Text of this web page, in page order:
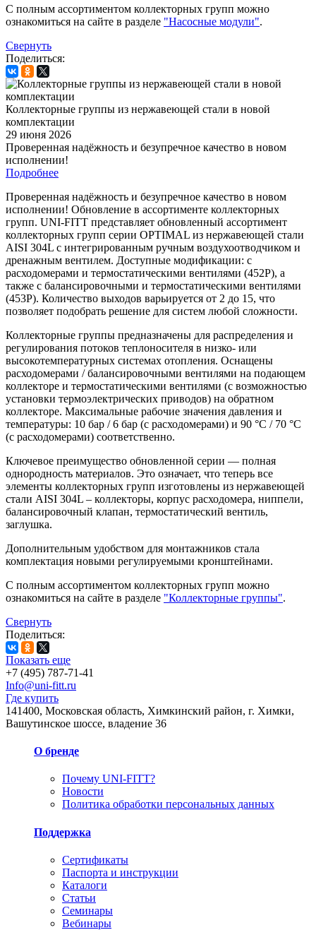
С полным ассортиментом коллекторных групп можно
ознакомиться на сайте в разделе "Насосные модули".
Свернуть
Поделиться:
Коллекторные группы из нержавеющей стали в новой
комплектации
29 июня 2026
Проверенная надёжность и безупречное качество в новом
исполнении!
Подробнее
Проверенная надёжность и безупречное качество в новом
исполнении! Обновление в ассортименте коллекторных
групп. UNI-FITT представляет обновленный ассортимент
коллекторных групп серии OPTIMAL из нержавеющей стали
AISI 304L с интегрированным ручным воздухоотводчиком и
дренажным вентилем. Доступные модификации: с
расходомерами и термостатическими вентилями (452P), а
также с балансировочными и термостатическими вентилями
(453P). Количество выходов варьируется от 2 до 15, что
позволяет подобрать решение для систем любой сложности.
Коллекторные группы предназначены для распределения и
регулирования потоков теплоносителя в низко- или
высокотемпературных системах отопления. Оснащены
расходомерами / балансировочными вентилями на подающем
коллекторе и термостатическими вентилями (с возможностью
установки термоэлектрических приводов) на обратном
коллекторе. Максимальные рабочие значения давления и
температуры: 10 бар / 6 бар (с расходомерами) и 90 °С / 70 °С
(с расходомерами) соответственно.
Ключевое преимущество обновленной серии — полная
однородность материалов. Это означает, что теперь все
элементы коллекторных групп изготовлены из нержавеющей
стали AISI 304L – коллекторы, корпус расходомера, ниппели,
балансировочный клапан, термостатический вентиль,
заглушка.
Дополнительным удобством для монтажников стала
комплектация новыми регулируемыми кронштейнами.
С полным ассортиментом коллекторных групп можно
ознакомиться на сайте в разделе "Коллекторные группы".
Свернуть
Поделиться:
Показать еще
+7 (495) 787-71-41
Info@uni-fitt.ru
Где купить
141400, Московская область, Химкинский район, г. Химки,
Вашутинское шоссе, владение 36
О бренде
Почему UNI-FITT?
Новости
Политика обработки персональных данных
Поддержка
Сертификаты
Паспорта и инструкции
Каталоги
Статьи
Семинары
Вебинары